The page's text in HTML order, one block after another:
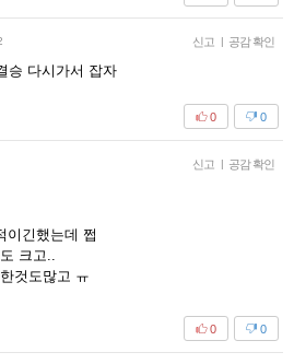
신고 공감 확인
승 다시가서 잡자
0
0
신고 공감 확인
이긴했는데 쩝
크고..
것도많고 ㅠ
0
0